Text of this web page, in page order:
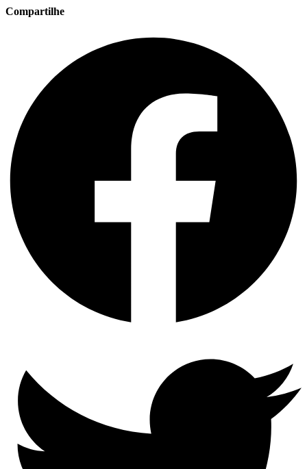
Compartilhe